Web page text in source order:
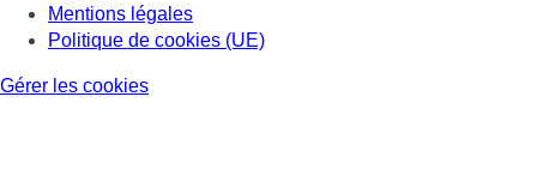
Mentions légales
Politique de cookies (UE)
Gérer les cookies